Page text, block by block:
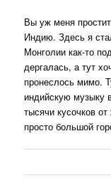
Вы уж меня
Индию. Здесь я
Монголии как-то
дергалась, а тут
пронеслось мимо.
индийскую музыку
тысячи кусочков
просто большой